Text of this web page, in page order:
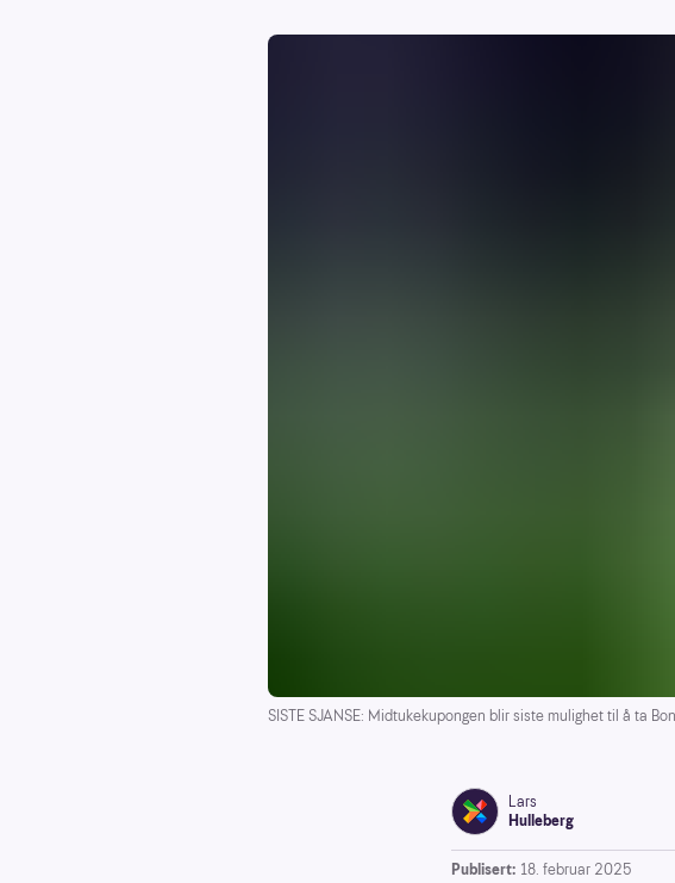
SISTE SJANSE: Midtukekupongen blir siste mulighet til å ta
Lars
Hulleberg
Publisert: 18. februar 2025